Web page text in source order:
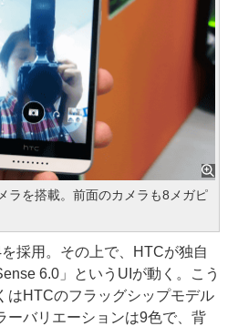
ラを搭載。前面のカメラも8メガピ
採用。その上で、HTCが独自
6.0」というUIが動く。こう
はHTCのフラッグシップモデル
ーバリエーションは9色で、背